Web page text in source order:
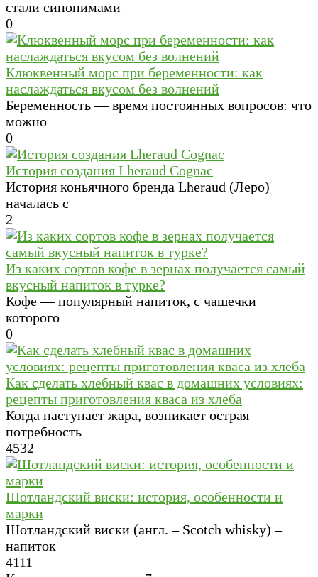
стали синонимами
0
Клюквенный морс при беременности: как
наслаждаться вкусом без волнений
Беременность — время постоянных вопросов: что
можно
0
История создания Lheraud Cognac
История коньячного бренда Lheraud (Леро)
началась с
2
Из каких сортов кофе в зернах получается самый
вкусный напиток в турке?
Кофе — популярный напиток, с чашечки
которого
0
Как сделать хлебный квас в домашних условиях:
рецепты приготовления кваса из хлеба
Когда наступает жара, возникает острая
потребность
4532
Шотландский виски: история, особенности и
марки
Шотландский виски (англ. – Scotch whisky) –
напиток
4111